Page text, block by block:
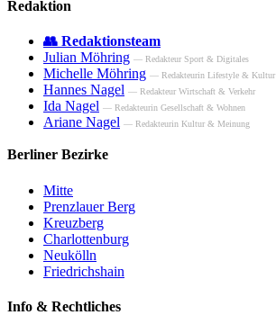
Redaktion
👥 Redaktionsteam
Julian Möhring — Redakteur Sport & Digitales
Michelle Möhring — Redakteurin Lifestyle & Kultur
Hannes Nagel — Redakteur Wirtschaft & Verkehr
Ida Nagel — Redakteurin Gesellschaft & Wohnen
Ariane Nagel — Redakteurin Kultur & Meinung
Berliner Bezirke
Mitte
Prenzlauer Berg
Kreuzberg
Charlottenburg
Neukölln
Friedrichshain
Info & Rechtliches